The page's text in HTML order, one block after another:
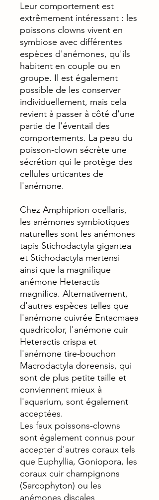
Leur comportement est
extrêmement intéressant : les
poissons clowns vivent en
symbiose avec différentes
espèces d'anémones, qu'ils
habitent en couple ou en
groupe. Il est également
possible de les conserver
individuellement, mais cela
revient à passer à côté d'une
partie de l'éventail des
comportements. La peau du
poisson-clown sécrète une
sécrétion qui le protège des
cellules urticantes de
l'anémone.
Chez Amphiprion ocellaris,
les anémones symbiotiques
naturelles sont les anémones
tapis Stichodactyla gigantea
et Stichodactyla mertensi
ainsi que la magnifique
anémone Heteractis
magnifica. Alternativement,
d'autres espèces telles que
l'anémone cuivrée Entacmaea
quadricolor, l'anémone cuir
Heteractis crispa et
l'anémone tire-bouchon
Macrodactyla doreensis, qui
sont de plus petite taille et
conviennent mieux à
l'aquarium, sont également
acceptées.
Les faux poissons-clowns
sont également connus pour
accepter d'autres coraux tels
que Euphyllia, Goniopora, les
coraux cuir champignons
(Sarcophyton) ou les
anémones discales